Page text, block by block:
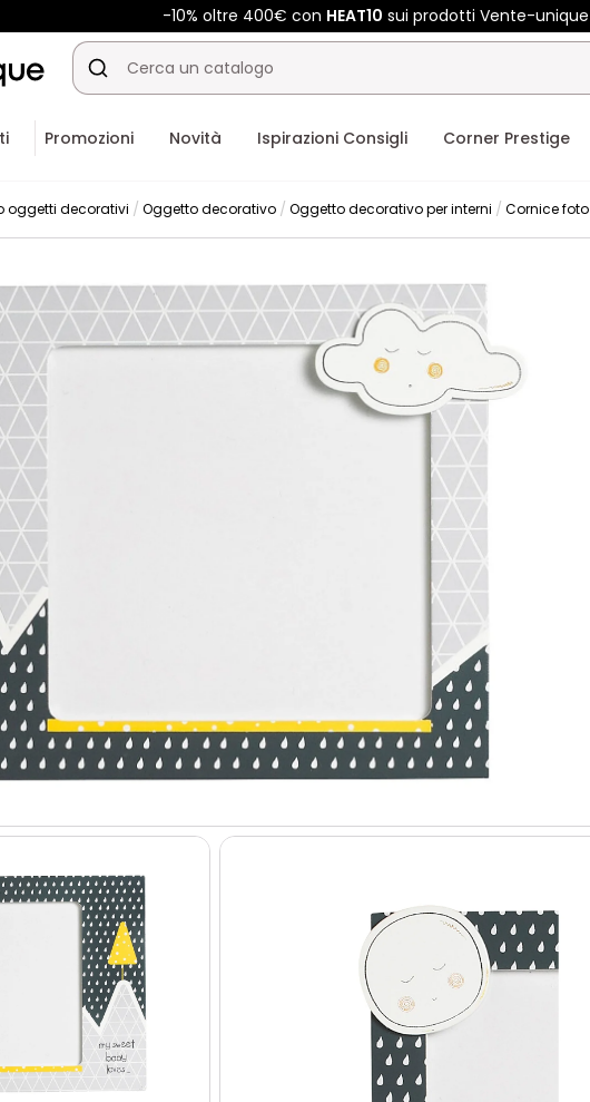
-10% oltre 400€ con HEAT10 sui prodotti Vente-unique
Promozioni Novità Ispirazioni Consigli Corner Prestige
oggetti decorativi Oggetto decorativo Oggetto decorativo per interni Cornice foto